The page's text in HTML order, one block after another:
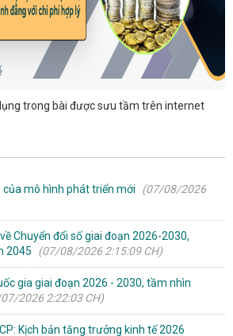
trong bài được sưu tầm trên internet
mô hình phát triển mới
(07/08/2026
Chuyển đổi số giai đoạn 2026-2030,
2045
(07/08/2026 2:15:09 CH)
gia giai đoạn 2026 - 2030, tầm nhìn
2026 2:22:03 CH)
Kịch bản tăng trưởng kinh tế 2026